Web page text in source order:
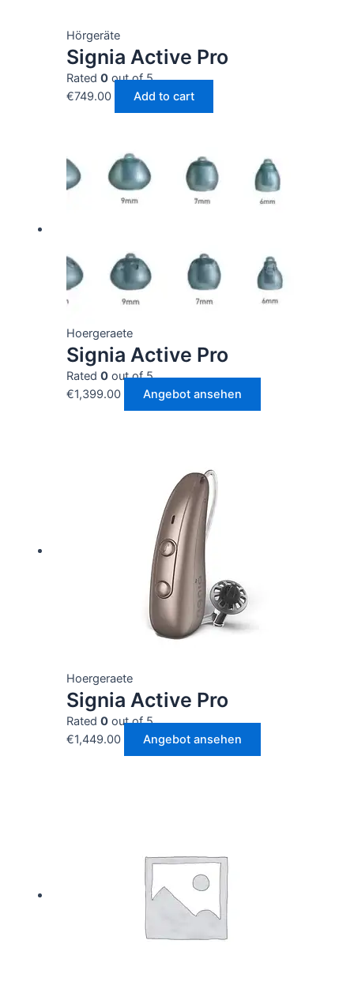
Hörgeräte
Signia Active Pro
Rated 0out of 5
€749.00 Add to cart
Hoergeraete
Signia Active Pro
Rated 0out of 5
€1,399.00 Angebot ansehen
Hoergeraete
Signia Active Pro
Rated 0out of 5
€1,449.00 Angebot ansehen